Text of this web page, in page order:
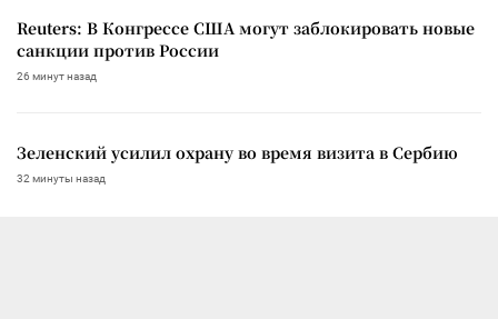
Reuters: В Конгрессе США могут заблокировать новые
санкции против России
26 минут назад
Зеленский усилил охрану во время визита в Сербию
32 минуты назад